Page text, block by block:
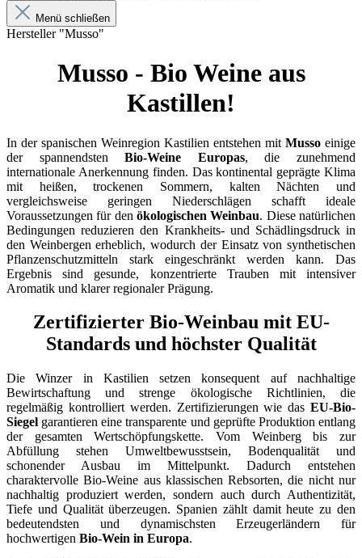
Menü schließen
Hersteller "Musso"
Musso - Bio Weine aus
Kastillen!
In der spanischen Weinregion Kastilien entstehen mit Musso einige
der spannendstenBio-Weine Europas, die zunehmend
internationale Anerkennung finden. Das kontinental geprägte Klima
mit heißen, trockenen Sommern, kalten Nächten und
vergleichsweise geringen Niederschlägen schafft ideale
Voraussetzungen für den ökologischen Weinbau. Diese natürlichen
Bedingungen reduzieren den Krankheits- und Schädlingsdruck in
den Weinbergen erheblich, wodurch der Einsatz von synthetischen
Pflanzenschutzmitteln stark eingeschränkt werden kann. Das
Ergebnis sind gesunde, konzentrierte Trauben mit intensiver
Aromatik und klarer regionaler Prägung.
Zertifizierter Bio-Weinbau mit EU-
Standards und höchster Qualität
Die Winzer in Kastilien setzen konsequent auf nachhaltige
Bewirtschaftung und strenge ökologische Richtlinien, die
regelmäßig kontrolliert werden. Zertifizierungen wie das EU-Bio-
Siegel garantieren eine transparente und geprüfte Produktion entlang
der gesamten Wertschöpfungskette. Vom Weinberg bis zur
Abfüllung stehen Umweltbewusstsein, Bodenqualität und
schonender Ausbau im Mittelpunkt. Dadurch entstehen
charaktervolle Bio-Weine aus klassischen Rebsorten, die nicht nur
nachhaltig produziert werden, sondern auch durch Authentizität,
Tiefe und Qualität überzeugen. Spanien zählt damit heute zu den
bedeutendsten und dynamischsten Erzeugerländern für
hochwertigen Bio-Wein in Europa.